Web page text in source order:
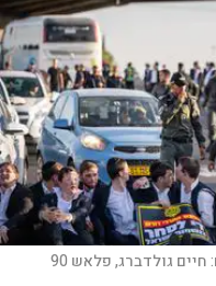
חיים גולדברג, פלאש 90